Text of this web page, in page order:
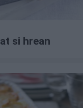
si hrean